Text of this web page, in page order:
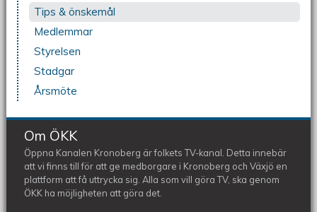
Tips & önskemål
Medlemmar
Styrelsen
Stadgar
Årsmöte
Om ÖKK
Öppna Kanalen Kronoberg är folkets TV-kanal. Detta innebär
att vi finns till för att ge medborgare i Kronoberg och Växjö en
plattform att få uttrycka sig. Alla som vill göra TV, ska genom
ÖKK ha möjligheten att göra det.